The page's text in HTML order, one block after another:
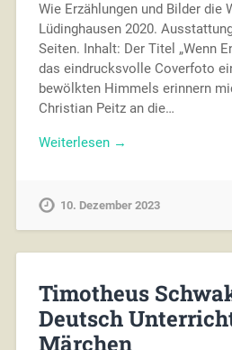
Wie Erzählungen und Bilder die
Lüdinghausen 2020.
Seiten. Inhalt: Der Titel „Wenn
das eindrucksvolle Coverfoto
bewölkten Himmels erinnern
Christian Peitz an die…
Weiterlesen →
10. Dezember 2023
Timotheus
Deutsch
Märchen